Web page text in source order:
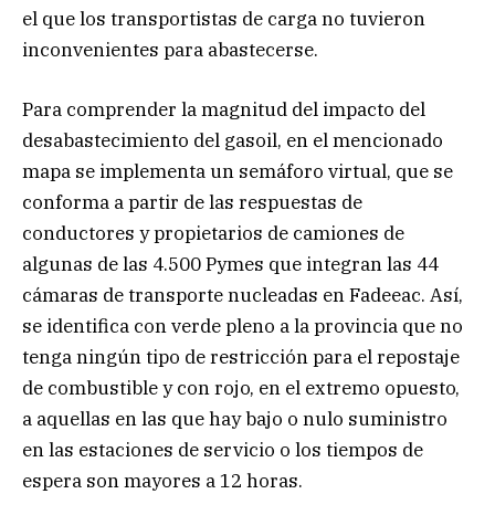
el que los transportistas de carga no tuvieron
inconvenientes para abastecerse.
Para comprender la magnitud del impacto del
desabastecimiento del gasoil, en el mencionado
mapa se implementa un semáforo virtual, que se
conforma a partir de las respuestas de
conductores y propietarios de camiones de
algunas de las 4.500 Pymes que integran las 44
cámaras de transporte nucleadas en Fadeeac. Así,
se identifica con verde pleno a la provincia que no
tenga ningún tipo de restricción para el repostaje
de combustible y con rojo, en el extremo opuesto,
a aquellas en las que hay bajo o nulo suministro
en las estaciones de servicio o los tiempos de
espera son mayores a 12 horas.